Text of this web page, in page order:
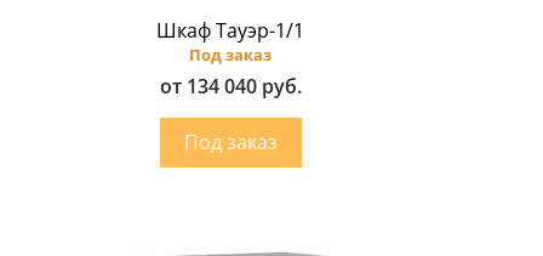
Шкаф Тауэр-1/1
Под заказ
от 134 040 руб.